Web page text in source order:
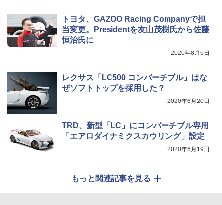
トヨタ、GAZOO Racing Companyで担
当変更。Presidentを友山茂樹氏から佐藤
恒治氏に
2020年8月6日
レクサス「LC500 コンバーチブル」はな
ぜソフトトップを採用した？
2020年6月20日
TRD、新型「LC」にコンバーチブル専用
「エアロダイナミクスカウリング」設定
2020年6月19日
もっと関連記事を見る